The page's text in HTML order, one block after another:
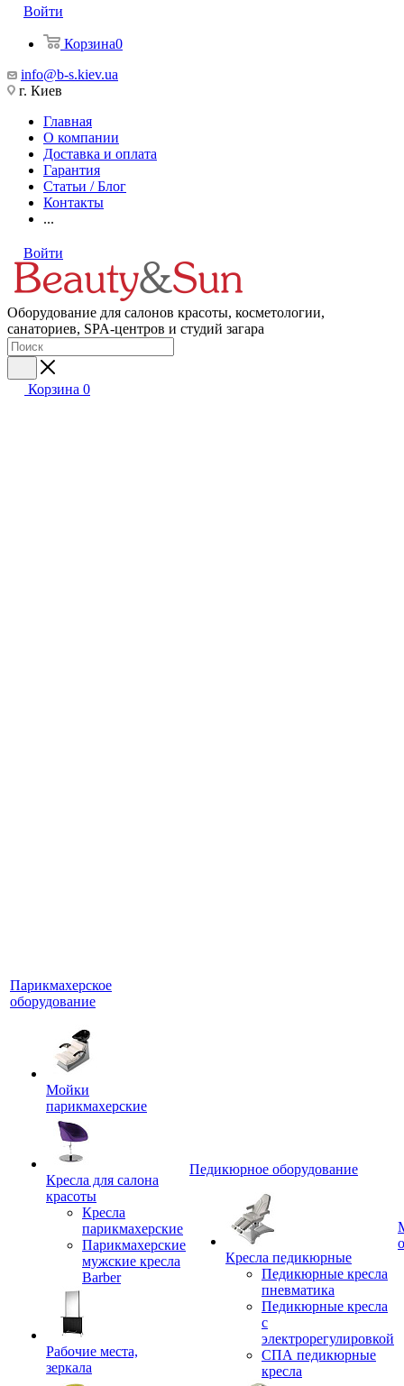
Войти
Корзина0
info@b-s.kiev.ua
г. Киев
Главная
О компании
Доставка и оплата
Гарантия
Статьи / Блог
Контакты
...
Войти
Оборудование для салонов красоты, косметологии,
санаториев, SPA-центров и студий загара
Корзина 0
Парикмахерское
оборудование
Мойки
парикмахерские
Кресла для салона
красоты
Кресла
парикмахерские
Парикмахерские
мужские кресла
Barber
Рабочие места,
зеркала
Педикюрное оборудование
Кресла педикюрные
Педикюрные кресла
пневматика
Педикюрные кресла
с
электрорегулировкой
СПА педикюрные
кресла